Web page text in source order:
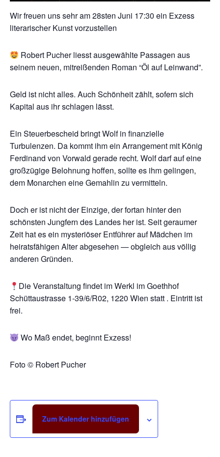
Wir freuen uns sehr am 28sten Juni 17:30 ein Exzess
literarischer Kunst vorzustellen
Robert Pucher liesst ausgewählte Passagen aus
seinem neuen, mitreißenden Roman “Öl auf Leinwand”.
Geld ist nicht alles. Auch Schönheit zählt, sofern sich
Kapital aus ihr schlagen lässt.
Ein Steuerbescheid bringt Wolf in finanzielle
Turbulenzen. Da kommt ihm ein Arrangement mit König
Ferdinand von Vorwald gerade recht. Wolf darf auf eine
großzügige Belohnung hoffen, sollte es ihm gelingen,
dem Monarchen eine Gemahlin zu vermitteln.
Doch er ist nicht der Einzige, der fortan hinter den
schönsten Jungfern des Landes her ist. Seit geraumer
Zeit hat es ein mysteriöser Entführer auf Mädchen im
heiratsfähigen Alter abgesehen — obgleich aus völlig
anderen Gründen.
Die Veranstaltung findet im Werkl im Goethhof
Schüttaustrasse 1-39/6/R02, 1220 Wien statt . Eintritt ist
frei.
Wo Maß endet, beginnt Exzess!
Foto © Robert Pucher
Zum Kalender hinzufügen